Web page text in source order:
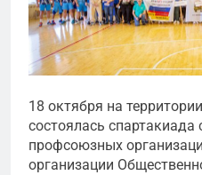
18 октября на
состоялась
профсоюзных
организации